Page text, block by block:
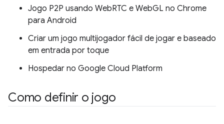
Jogo P2P usando WebRTC e WebGL no Chrome
para Android
Criar um jogo multijogador fácil de jogar e baseado
em entrada por toque
Hospedar no Google Cloud Platform
Como definir o jogo